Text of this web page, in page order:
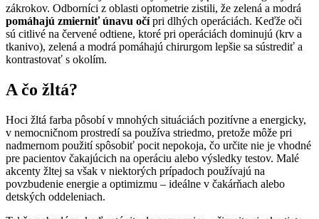
zákrokov. Odborníci z oblasti optometrie zistili, že zelená a modrá
pomáhajú zmierniť únavu očípri dlhých operáciách. Keďže oči
sú citlivé na červené odtiene, ktoré pri operáciách dominujú (krv a
tkanivo), zelená a modrá pomáhajú chirurgom lepšie sa sústrediť a
kontrastovať s okolím.
A čo žltá?
Hoci žltá farba pôsobí v mnohých situáciách pozitívne a energicky,
v nemocničnom prostredí sa používa striedmo, pretože môže pri
nadmernom použití spôsobiť pocit nepokoja, čo určite nie je vhodné
pre pacientov čakajúcich na operáciu alebo výsledky testov. Malé
akcenty žltej sa však v niektorých prípadoch používajú na
povzbudenie energie a optimizmu – ideálne v čakárňach alebo
detských oddeleniach.